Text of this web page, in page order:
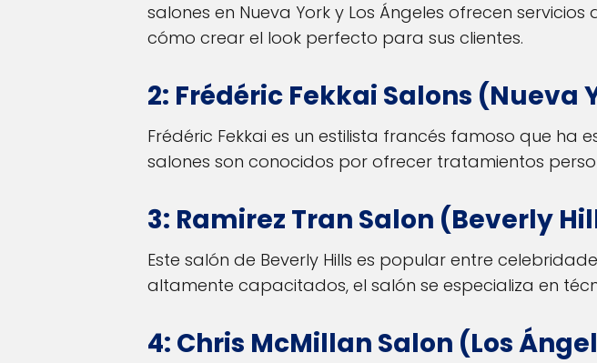
salones en Nueva York y Los Ángeles ofrecen
cómo crear el look perfecto para sus clientes.
2: Frédéric Fekkai Salons (Nueva
Frédéric Fekkai es un estilista francés famoso que ha
salones son conocidos por ofrecer tratamientos
3: Ramirez Tran Salon (Beverly
Este salón de Beverly Hills es popular entre
altamente capacitados, el salón se especializa en
4: Chris McMillan Salon (Los